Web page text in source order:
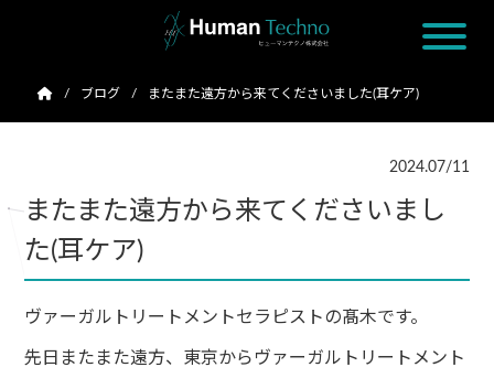
ブログ またまた遠方から来てくださいました(耳ケア)
2024.07/11
またまた遠方から来てくださいまし
た(耳ケア)
ヴァーガルトリートメントセラピストの髙木です。
先日またまた遠方、東京からヴァーガルトリートメント